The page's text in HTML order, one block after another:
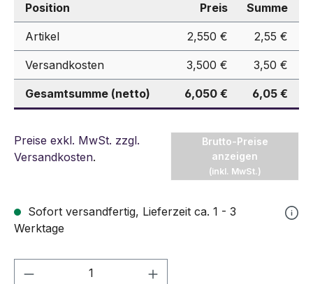
Position Preis Summe
Artikel 2,550 € 2,55 €
Versandkosten 3,500 € 3,50 €
Gesamtsumme (netto) 6,050 € 6,05 €
Preise exkl. MwSt. zzgl.
Versandkosten.
Brutto-Preise
anzeigen
(inkl. MwSt.)
Sofort versandfertig, Lieferzeit ca. 1 - 3
Werktage
Produkt Anzahl: Gib den